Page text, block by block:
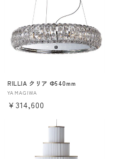
RILLIA クリア Φ540mm
販
売
YAMAGIWA
通
¥314,600